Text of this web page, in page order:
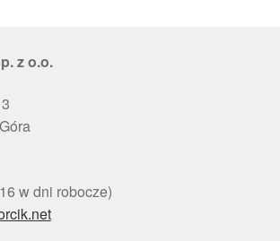
z o.o.
w dni robocze)